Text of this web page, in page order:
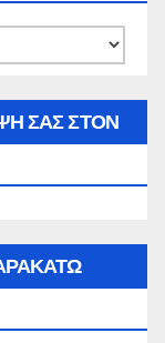
ΣΑΣ ΣΤΟΝ